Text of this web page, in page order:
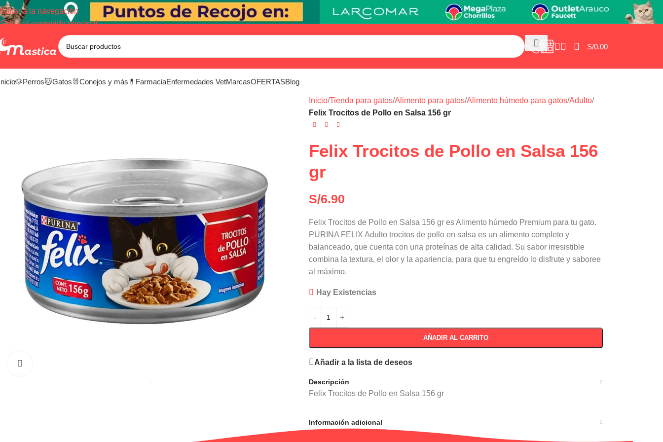
Saltar a la navegación
Saltar al contenido principal
S/0.00
🐶Perros🐱Gatos🐰Conejos y más 💊FarmaciaEnfermedades VetMarcasOFERTASBlog
Inicio/Tienda para gatos/Alimento para gatos/Alimento húmedo para gatos/Adulto/
Felix Trocitos de Pollo en Salsa 156 gr
Felix Trocitos de Pollo en Salsa 156
gr
S/6.90
Felix Trocitos de Pollo en Salsa 156 gr es Alimento húmedo Premium para tu gato.
PURINA FELIX Adulto trocitos de pollo en salsa es un alimento completo y
balanceado, que cuenta con una proteínas de alta calidad. Su sabor irresistible
combina la textura, el olor y la apariencia, para que tu engreído lo disfrute y saboree
al máximo.
Hay Existencias
AÑADIR AL CARRITO
Añadir a la lista de deseos
Descripción
Felix Trocitos de Pollo en Salsa 156 gr
Información adicional